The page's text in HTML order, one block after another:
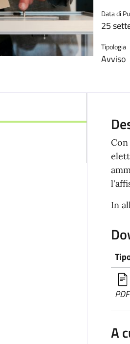
Data di
25
Tipologia
Avviso
Con
In
PDF
A